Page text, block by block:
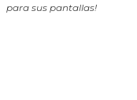
para sus pantallas!